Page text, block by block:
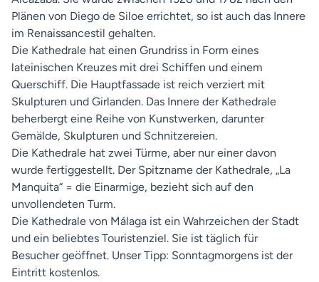
Plänen von Diego de Siloe errichtet, so ist auch das Innere
im Renaissancestil gehalten.
Die Kathedrale hat einen Grundriss in Form eines
lateinischen Kreuzes mit drei Schiffen und einem
Querschiff. Die Hauptfassade ist reich verziert mit
Skulpturen und Girlanden. Das Innere der Kathedrale
beherbergt eine Reihe von Kunstwerken, darunter
Gemälde, Skulpturen und Schnitzereien.
Die Kathedrale hat zwei Türme, aber nur einer davon
wurde fertiggestellt. Der Spitzname der Kathedrale, „La
Manquita“ = die Einarmige, bezieht sich auf den
unvollendeten Turm.
Die Kathedrale von Málaga ist ein Wahrzeichen der Stadt
und ein beliebtes Touristenziel. Sie ist täglich für
Besucher geöffnet. Unser Tipp: Sonntagmorgens ist der
Eintritt kostenlos.